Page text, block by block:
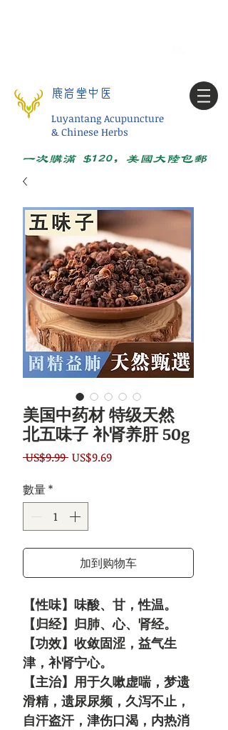
鹿岩堂中医
Luyantang Acupuncture
& Chinese Herbs
一次购满 $120，美国大陆包邮
美国中药材 特级天然
北五味子 补肾养肝 50g
US$9.99 一
格
US$9.69促
數量*
加到购物车
【性味】味酸、甘，性温。
【归经】归肺、心、肾经。
【功效】收敛固涩，益气生
津，补肾宁心。
【主治】用于久嗽虚喘，梦遗
滑精，遗尿尿频，久泻不止，
自汗盗汗，津伤口渴，内热消